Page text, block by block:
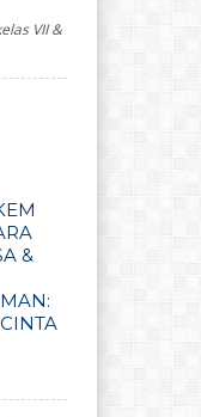
VII &
&